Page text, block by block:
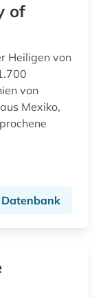
of
Heiligen von
von
Mexiko,